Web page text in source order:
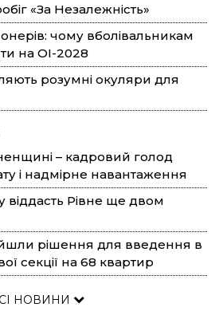
«За Незалежність»
чому вболівальникам
на ОІ-2028
розумні окуляри для
– кадровий голод
і надмірне навантаження
Рівне ще двом
рішення для введення в
секції на 68 квартир
НОВИНИ